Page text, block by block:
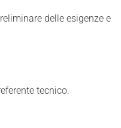
delle esigenze e
tecnico.